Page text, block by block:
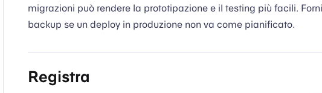
migrazioni può rendere la prototipazione e il testing più facili.
backup se un deploy in produzione non va come pianificato.
Registra